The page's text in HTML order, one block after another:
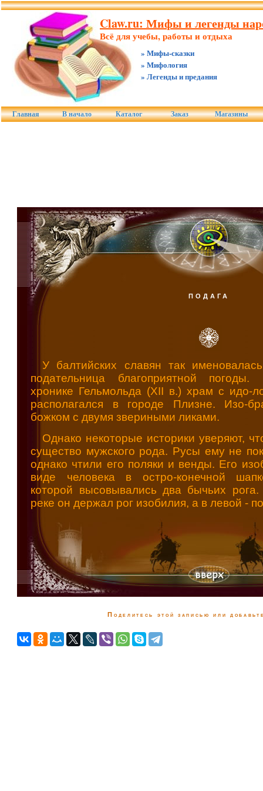
Claw.ru: Мифы и легенды
Всё для учебы, работы и отдыха
» Мифы-сказки
» Мифология
» Легенды и предания
Главная В начало Каталог Заказ Магазины
ПОДАГА
У балтийских славян так
подательница благоприятной погоды.
хронике Гельмольда (XII в.) храм с идо-
располагался в городе Плизне. Изо-
божком с двумя звериными ликами.
Однако некоторые историки уверяют,
существо мужского рода. Русы ему не
однако чтили его поляки и венды. Его
виде человека в остро-конечной
которой высовывались два бычьих
реке он держал рог изобилия, а в левой -
Поделитесь этой записью или